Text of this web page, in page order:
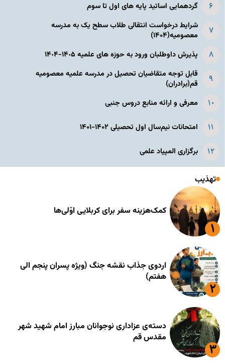
گردهمایی اساتید پایه های اول تا سوم
شرایط درخواست انتقالی طلاب سطح یک به مدرسه
معصومیه(۱۴۰۴)
پذیرش داوطلبان ورود به حوزه های علمیه ١۴٠۵-١۴٠۴
قابل توجه متقاضیان تحصیل در مدرسه علمیه معصومیه
قم(برادران)
معرفی و ارائه منابع دروس جنبی
امتحانات نیم‌سال اول تحصیلی ۱۴۰۲-۱۴۰۱
برگزاری المپیاد علمی
تهذیب
کمک‌هزینه سفر برای کربلایی اوّلی‌ها
اردوی جذاب نقشه جنگ (ویژه پسران پنجم الی
هفتم)
دسته‌ی عزاداری نوجوانان مبارز امام شهید شهر
مقدس قم